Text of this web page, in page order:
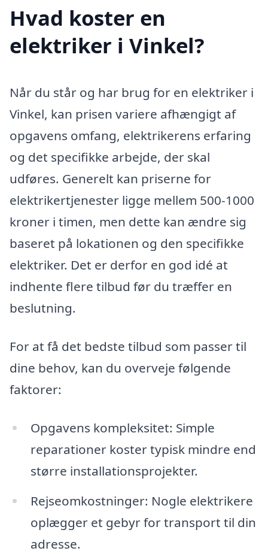
Hvad koster en
elektriker i Vinkel?
Når du står og har brug for en elektriker i
Vinkel, kan prisen variere afhængigt af
opgavens omfang, elektrikerens erfaring
og det specifikke arbejde, der skal
udføres. Generelt kan priserne for
elektrikertjenester ligge mellem 500-1000
kroner i timen, men dette kan ændre sig
baseret på lokationen og den specifikke
elektriker. Det er derfor en god idé at
indhente flere tilbud før du træffer en
beslutning.
For at få det bedste tilbud som passer til
dine behov, kan du overveje følgende
faktorer:
Opgavens kompleksitet: Simple
reparationer koster typisk mindre end
større installationsprojekter.
Rejseomkostninger: Nogle elektrikere
oplægger et gebyr for transport til din
adresse.